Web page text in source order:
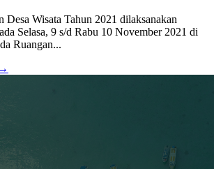
Desa Wisata Tahun 2021 dilaksanakan
Selasa, 9 s/d Rabu 10 November 2021 di
Ruangan...